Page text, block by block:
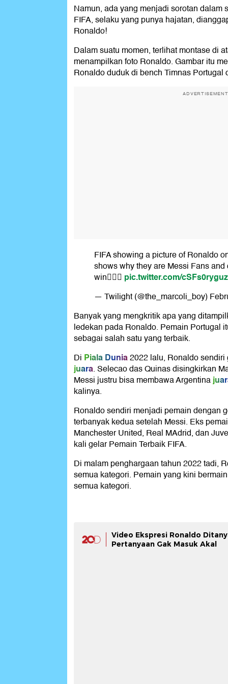
Namun, ada yang menjadi sorotan dalam
FIFA, selaku yang punya hajatan,
Ronaldo!
Dalam suatu momen, terlihat montase di
menampilkan foto Ronaldo. Gambar itu
Ronaldo duduk di bench Timnas Portugal
ADVERTISEMENT
FIFA showing a picture of Ronaldo
shows why they are Messi Fans
win🤦🏾‍♂️ pic.twitter.com/cSFs0ryguz
— Twilight (@the_marcoli_boy)
Banyak yang mengkritik apa yang
ledekan pada Ronaldo. Pemain Portugal
sebagai salah satu yang terbaik.
Di Piala Dunia2022 lalu, Ronaldo
juara. Selecao das Quinas disingkirkan
Messi justru bisa membawa Argentina
kalinya.
Ronaldo sendiri menjadi pemain dengan
terbanyak kedua setelah Messi. Eks
Manchester United, Real MAdrid, dan
kali gelar Pemain Terbaik FIFA.
Di malam penghargaan tahun 2022 tadi,
semua kategori. Pemain yang kini
semua kategori.
Video Ekspresi Ronaldo
Pertanyaan Gak Masuk Akal